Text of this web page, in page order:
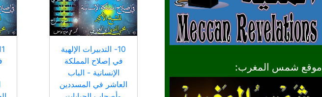
موقع شمس المغرب:
10- التدبيرات الإلهية
في إصلاح المملكة
الإنسانية - الباب
العاشر في المسددين